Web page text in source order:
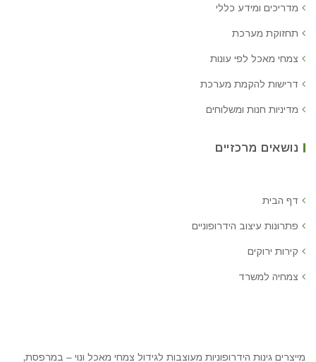
מדריכים ומידע כללי
תחזוקת מערכת
צמחי מאכל לפי עונות
דרישות להקמת מערכת
מדיניות חנות ומשלוחים
נושאים מרכזיים
דף הבית
פתרונות עיצוב הידרופוניים
קירות ירוקים
צמחיה למשרד
מייצרים גינות הידרופוניות מעוצבות לגידול צמחי מאכל ונוי – במרפסת,